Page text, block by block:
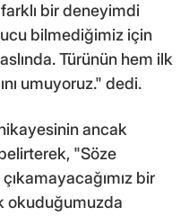
bir deneyimdi
bilmediğimiz için
Türünün hem ilk
umuyoruz." dedi.
ancak
"Söze
bir
okuduğumuzda